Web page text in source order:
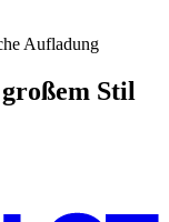
Aufladung
Stil